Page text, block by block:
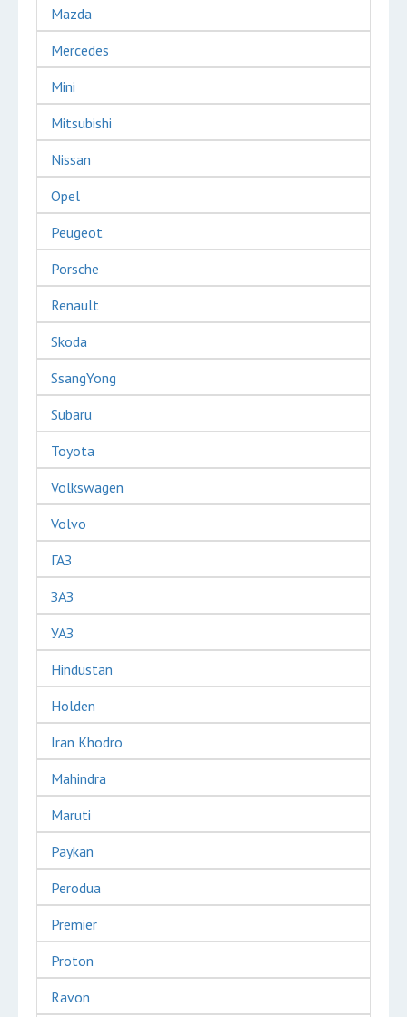
Mazda
Mercedes
Mini
Mitsubishi
Nissan
Opel
Peugeot
Porsche
Renault
Skoda
SsangYong
Subaru
Toyota
Volkswagen
Volvo
ГАЗ
ЗАЗ
УАЗ
Hindustan
Holden
Iran Khodro
Mahindra
Maruti
Paykan
Perodua
Premier
Proton
Ravon